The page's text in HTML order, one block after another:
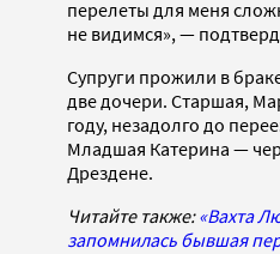
перелеты для меня
не видимся», —
Супруги прожили в
две дочери. Старшая,
году, незадолго до
Младшая Катерина —
Дрездене.
Читайте также:«Вахта
запомнилась бывшая